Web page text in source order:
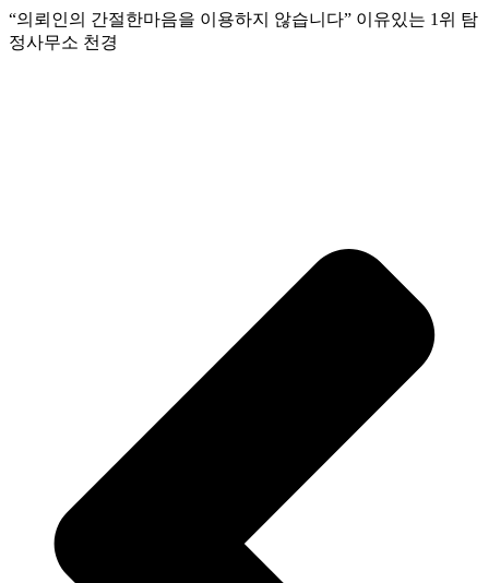
“의뢰인의 간절한마음을 이용하지 않습니다” 이유있는 1위 탐
정사무소 천경